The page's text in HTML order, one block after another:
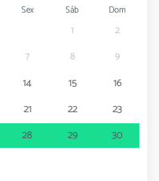
Sex Sáb Dom
1
2
7 8 9
14 15
16
21 22
23
28 29
30